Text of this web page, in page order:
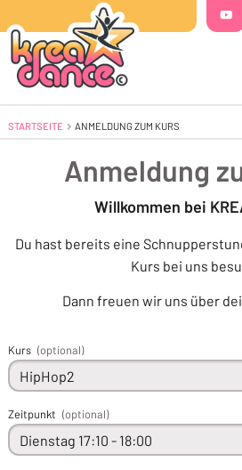
STARTSEITE AKTUELL: ANMELDUNG ZUM KURS
ANMELDUNG ZUM KURS
Anmeldung
Willkommen bei
Du hast bereits eine
Kurs bei uns
Dann freuen wir uns über
Kurs (optional)
Zeitpunkt (optional)